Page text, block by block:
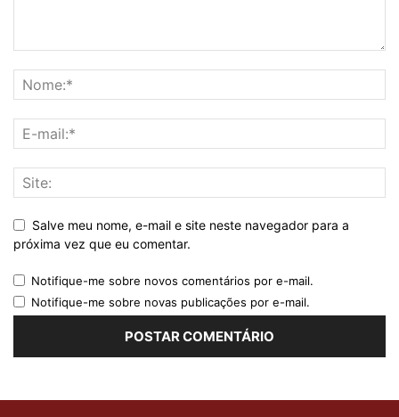
Salve meu nome, e-mail e site neste navegador para a
próxima vez que eu comentar.
Notifique-me sobre novos comentários por e-mail.
Notifique-me sobre novas publicações por e-mail.